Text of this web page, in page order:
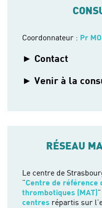
Coordonnateur : Pr
Contact
Venir à la
RÉSEAU
Le centre de
”Centre de référence
thrombotiques (MAT)
centres répartis sur